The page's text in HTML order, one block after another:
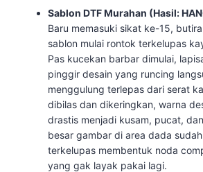
Sablon DTF Murahan (Hasil:
Baru memasuki sikat ke-15,
sablon mulai rontok terkelupas
Pas kucekan barbar dimulai,
pinggir desain yang runcing
menggulung terlepas dari serat
dibilas dan dikeringkan, warna
drastis menjadi kusam, pucat,
besar gambar di area dada
terkelupas membentuk noda
yang gak layak pakai lagi.